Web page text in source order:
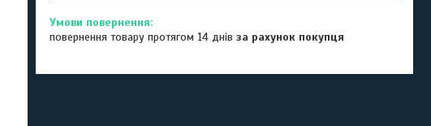
повернення товару протягом 14 днівза рахунок покупця